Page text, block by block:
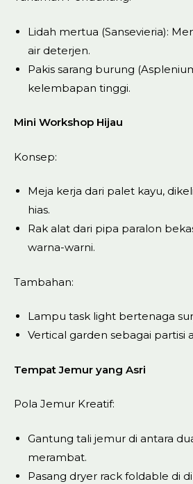
Lidah mertua (Sansevieria):
air deterjen.
Pakis sarang burung
kelembapan tinggi.
Mini Workshop Hijau
Konsep:
Meja kerja dari palet kayu,
hias.
Rak alat dari pipa paralon
warna-warni.
Tambahan:
Lampu task light bertenaga
Vertical garden sebagai partisi
Tempat Jemur yang Asri
Pola Jemur Kreatif:
Gantung tali jemur di antara
merambat.
Pasang dryer rack foldable di